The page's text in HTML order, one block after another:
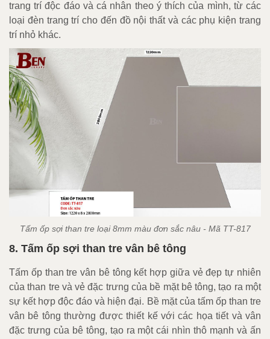
trang trí độc đáo và cá nhân theo ý thích của mình, từ các
loại đèn trang trí cho đến đồ nội thất và các phụ kiện trang
trí nhỏ khác.
Tấm ốp sợi than tre loại 8mm màu đơn sắc nâu - Mã TT-817
8. Tấm ốp sợi than tre vân bê tông
Tấm ốp than tre vân bê tông kết hợp giữa vẻ đẹp tự nhiên
của than tre và vẻ đặc trưng của bề mặt bê tông, tạo ra một
sự kết hợp độc đáo và hiện đại. Bề mặt của tấm ốp than tre
vân bê tông thường được thiết kế với các họa tiết và vân
đặc trưng của bê tông, tạo ra một cái nhìn thô mạnh và ấn